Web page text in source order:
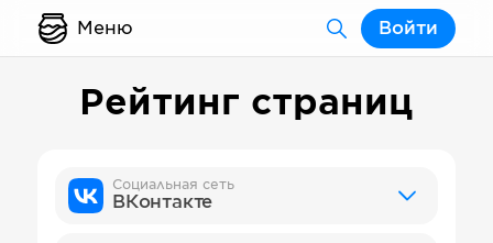
Меню Войти
Рейтинг страниц
Социальная сеть
ВКонтакте